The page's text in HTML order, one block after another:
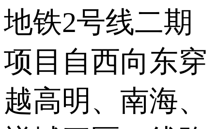
地铁2号线二期
项目自西向东穿
越高明、南海、